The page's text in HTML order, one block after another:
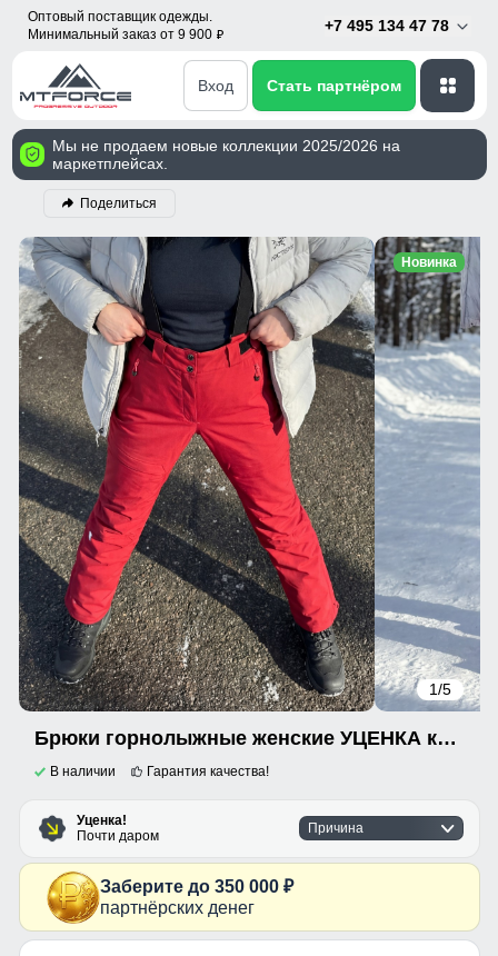
Оптовый поставщик одежды.
Минимальный заказ от 9 900 p
+7 495 134 47 78
Вход Стать партнёром
Мы не продаем новые коллекции 2025/2026 на
маркетплейсах.
Поделиться
1/5
Новинка
Брюки горнолыжные женские УЦЕНКА красного цвета 0935Kr
В наличии Гарантия качества!
Уценка!
Почти даром
Причина
Заберите до 350 000 ₽
партнёрских денег